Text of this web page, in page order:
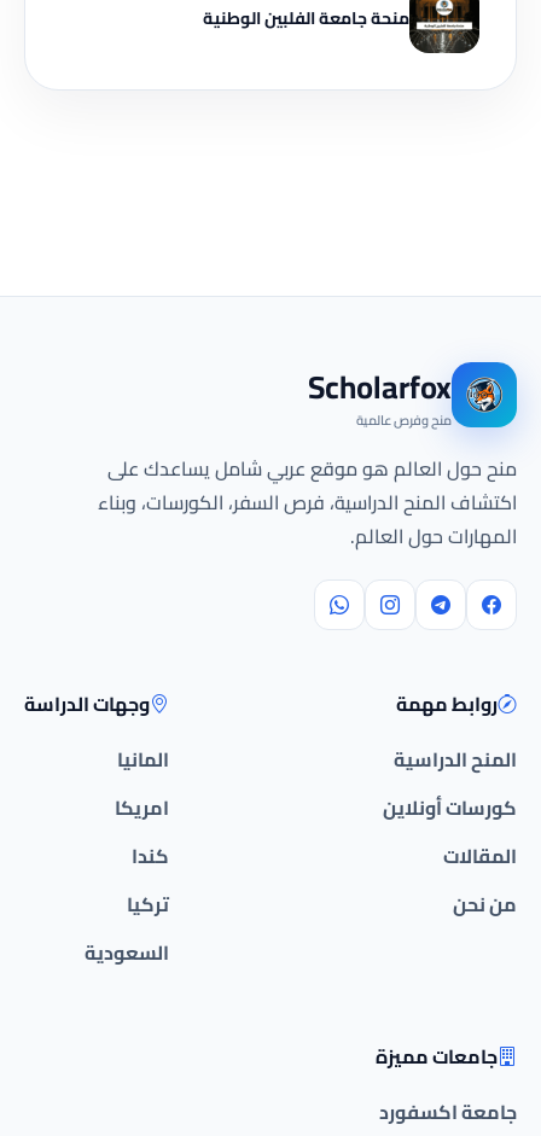
منحة جامعة الفلبين الوطنية
Scholarfox
منح وفرص عالمية
منح حول العالم هو موقع عربي شامل يساعدك على
اكتشاف المنح الدراسية، فرص السفر، الكورسات، وبناء
المهارات حول العالم.
روابط مهمة
المنح الدراسية
كورسات أونلاين
المقالات
من نحن
وجهات الدراسة
المانيا
امريكا
كندا
تركيا
السعودية
جامعات مميزة
جامعة اكسفورد